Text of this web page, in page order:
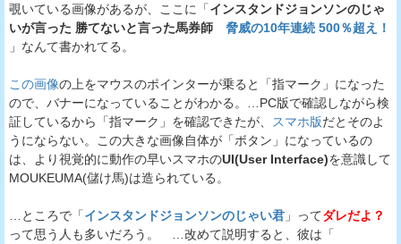
覗いている画像があるが、ここに「インスタンドジョンソンのじゃ
いが言った 勝てないと言った馬券師 脅威の10年連続 500％超え！
」なんて書かれてる。
この画像の上をマウスのポインターが乗ると「指マーク」になった
ので、バナーになっていることがわかる。…PC版で確認しながら検
証しているから「指マーク」を確認できたが、
スマホ版だとそのよ
うにならない。この大きな画像自体が「ボタン」になっているの
は、より視覚的に動作の早いスマホのUI(User Interface)を意識して
MOUKEUMA(儲け馬)は造られている。
…ところで「インスタンドジョンソンのじゃい君 」ってダレだよ？
って思う人も多いだろう。 …改めて説明すると、彼は「